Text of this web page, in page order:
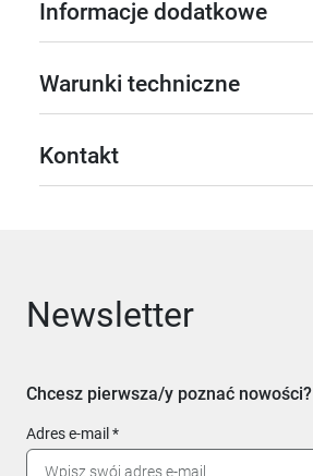
Informacje dodatkowe
Warunki techniczne
Kontakt
Newsletter
Chcesz pierwsza/y poznać nowości?
Adres e-mail